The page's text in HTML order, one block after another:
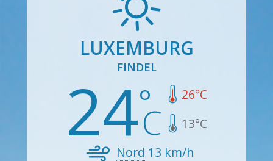
LUXEMBURG
FINDEL
24 26°C
13°C
Nord 13 km/h